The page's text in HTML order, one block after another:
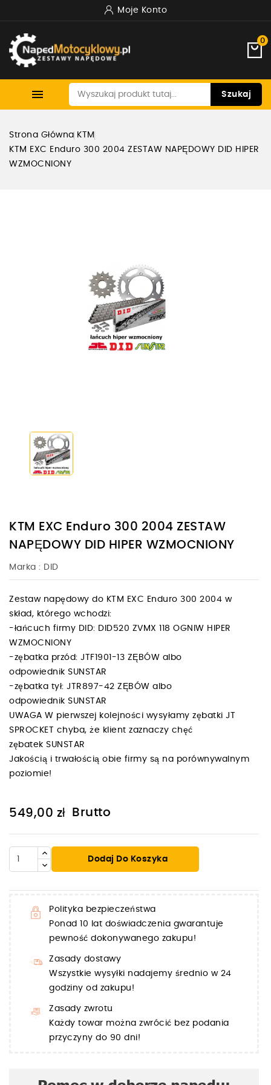
Moje Konto
0
 Szukaj
Strona Główna KTM
KTM EXC Enduro 300 2004 ZESTAW NAPĘDOWY DID HIPER
WZMOCNIONY
KTM EXC Enduro 300 2004 ZESTAW
NAPĘDOWY DID HIPER WZMOCNIONY
Marka : DID
Zestaw napędowy do KTM EXC Enduro 300 2004 w
skład, którego wchodzi:
-łańcuch firmy DID: DID520 ZVMX 118 OGNIW HIPER
WZMOCNIONY
-zębatka przód: JTF1901-13 ZĘBÓW albo
odpowiednik SUNSTAR
-zębatka tył: JTR897-42 ZĘBÓW albo
odpowiednik SUNSTAR
UWAGA W pierwszej kolejności wysyłamy zębatki JT
SPROCKET chyba, że klient zaznaczy chęć
zębatek SUNSTAR
Jakością i trwałością obie firmy są na porównywalnym
poziomie!
549,00 zł Brutto
Dodaj Do Koszyka
Polityka bezpieczeństwa
Ponad 10 lat doświadczenia gwarantuje
pewność dokonywanego zakupu!
Zasady dostawy
Wszystkie wysyłki nadajemy średnio w 24
godziny od zakupu!
Zasady zwrotu
Każdy towar można zwrócić bez podania
przyczyny do 90 dni!